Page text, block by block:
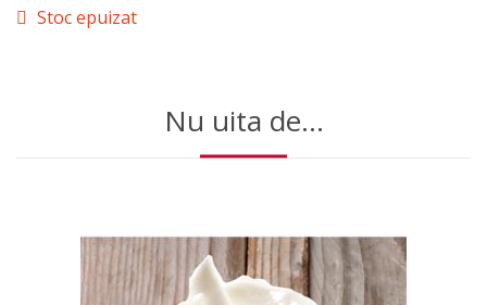
Stoc epuizat
Nu uita de...